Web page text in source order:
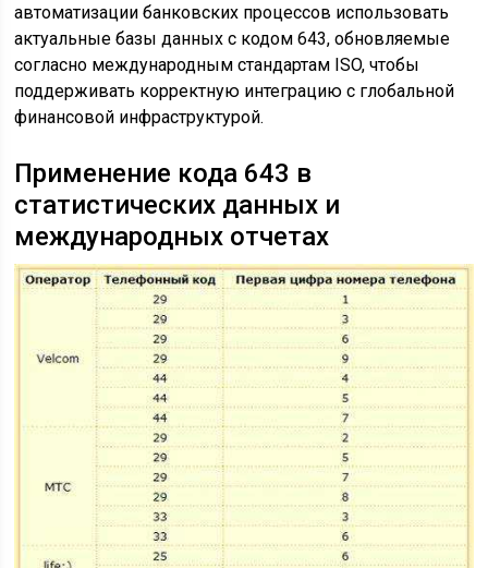
автоматизации банковских процессов использовать
актуальные базы данных с кодом 643, обновляемые
согласно международным стандартам ISO, чтобы
поддерживать корректную интеграцию с глобальной
финансовой инфраструктурой.
Применение кода 643 в
статистических данных и
международных отчетах